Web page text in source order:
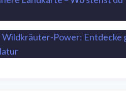
Wildkräuter-Power: Entdecke